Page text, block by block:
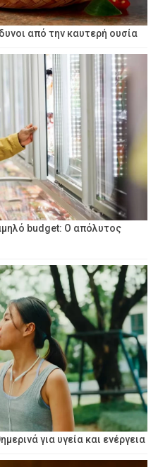
από την καυτερή ουσία
budget: Ο απόλυτος
για υγεία και ενέργεια